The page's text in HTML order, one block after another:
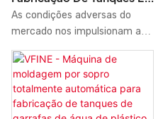
cosméticos, seja feita com
perfeição. Ela possui muitos
recursos excelentes. Além
disso, a máquina de sopro foi
projetada para acompanhar as
últimas tendências e ter um
visual único.
Garrafas Plásticas PET Por
Extrusão, Injeção E Sopro.
As condições adversas do
mercado nos impulsionam a
aprimorar nossa
competitividade tecnológica.
Realizamos diversos testes
para aperfeiçoar as
tecnologias e tornar o